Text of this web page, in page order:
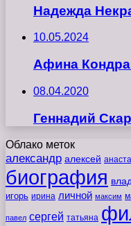
Надежда
10.05.2024
Афина
08.04.2020
Геннадий
Облако меток
александр алексей
биография
игорь ирина личной максим
павел сергей татьяна